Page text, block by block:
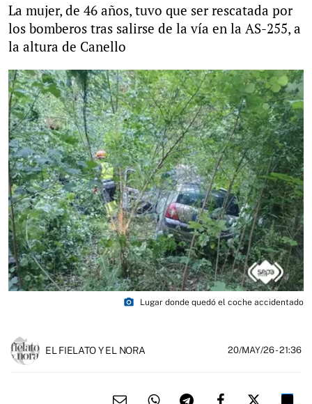
La mujer, de 46 años, tuvo que ser rescatada por
los bomberos tras salirse de la vía en la AS-255, a
la altura de Canello
photo_camera Lugar donde quedó el coche accidentado
EL FIELATO Y EL NORA 20/MAY/26- 21:36